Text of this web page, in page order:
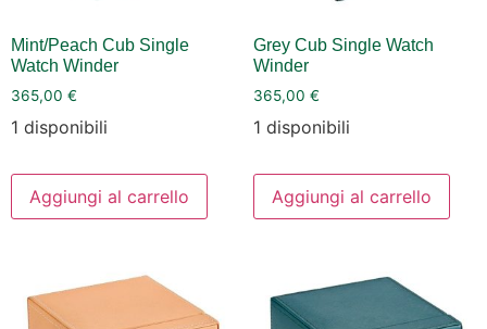
Mint/Peach Cub Single
Watch Winder
365,00 €
1 disponibili
Aggiungi al carrello
Grey Cub Single Watch
Winder
365,00 €
1 disponibili
Aggiungi al carrello